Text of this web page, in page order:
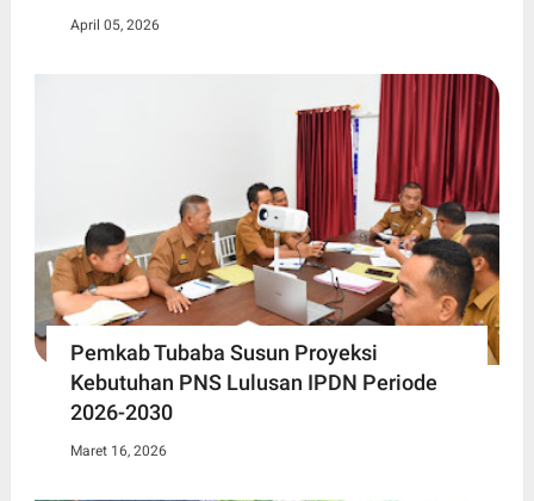
April 05, 2026
Pemkab Tubaba Susun Proyeksi
Kebutuhan PNS Lulusan IPDN Periode
2026-2030
Maret 16, 2026